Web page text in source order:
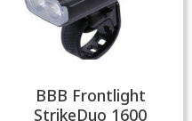
BBB Frontlight
StrikeDuo 1600